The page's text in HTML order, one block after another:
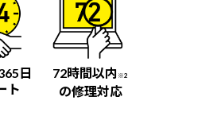
日
ト
72時間以内 ※2
の修理対応